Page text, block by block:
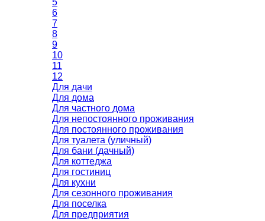
5
6
7
8
9
10
11
12
Для дачи
Для дома
Для частного дома
Для непостоянного проживания
Для постоянного проживания
Для туалета (уличный)
Для бани (дачный)
Для коттеджа
Для гостиниц
Для кухни
Для сезонного проживания
Для поселка
Для предприятия